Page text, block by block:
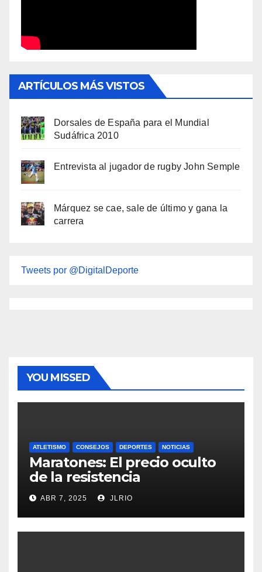
ARTÍCULOS MÁS VISTOS
Dorsales de España para el Mundial
Sudáfrica 2010
Entrevista al jugador de rugby John Semple
Márquez se cae, sale de último y gana la
carrera
Tweets por @DigitalDeporte
YOU MISSED
ATLETISMO CONSEJOS DEPORTES NOTICIAS
Maratones: El precio oculto
de la resistencia
ABR 7, 2025 JLRIO